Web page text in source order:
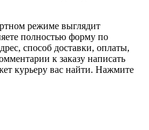
режиме выглядит
полностью форму по
способ доставки, оплаты,
к заказу написать
курьеру вас найти. Нажмите